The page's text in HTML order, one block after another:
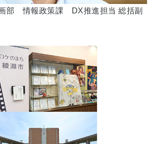
部 情報政策課 DX推進担当 総括副